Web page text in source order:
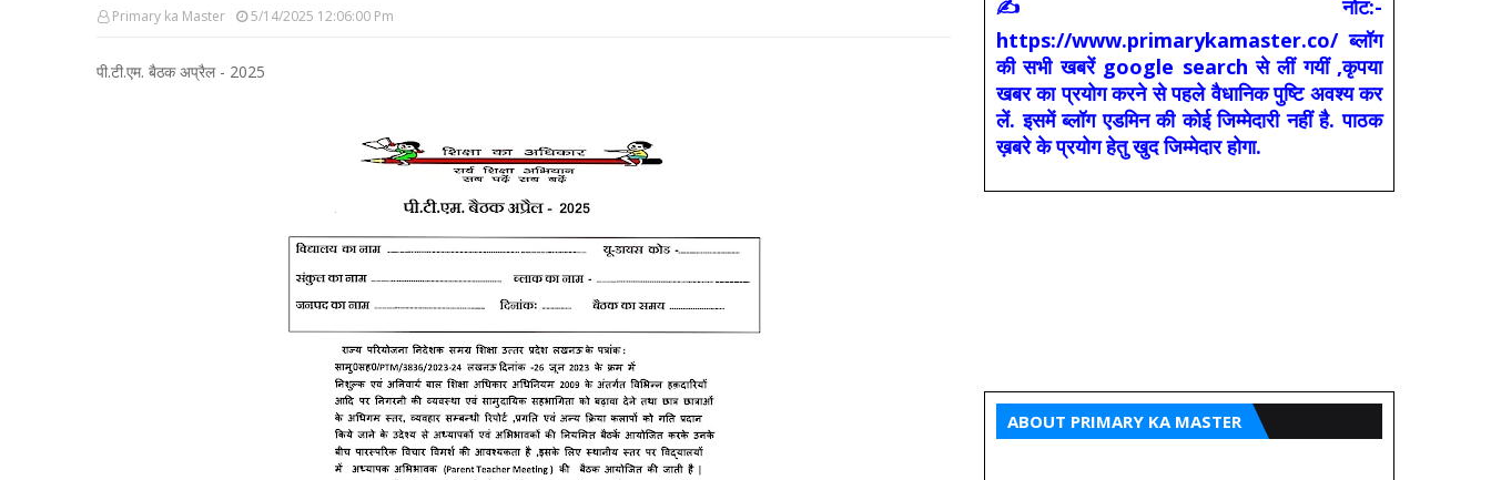
Primary ka Master 5/14/2025 12:06:00 Pm
पी.टी.एम. बैठक अप्रैल - 2025
✍ नोट:-
https://www.primarykamaster.co/ ब्लॉग
की सभी खबरें google search से लीं गयीं ,कृपया
खबर का प्रयोग करने से पहले वैधानिक पुष्टि अवश्य कर
लें. इसमें ब्लॉग एडमिन की कोई जिम्मेदारी नहीं है. पाठक
ख़बरे के प्रयोग हेतु खुद जिम्मेदार होगा.
ABOUT PRIMARY KA MASTER